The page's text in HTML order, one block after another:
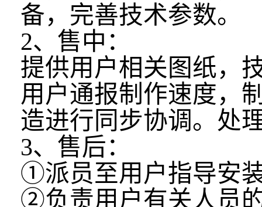
备，完善技术参数。
2、售中：
提供用户相关图纸，
用户通报制作速度，
造进行同步协调。处
3、售后：
①派员至用户指导安
②负责用户有关人员